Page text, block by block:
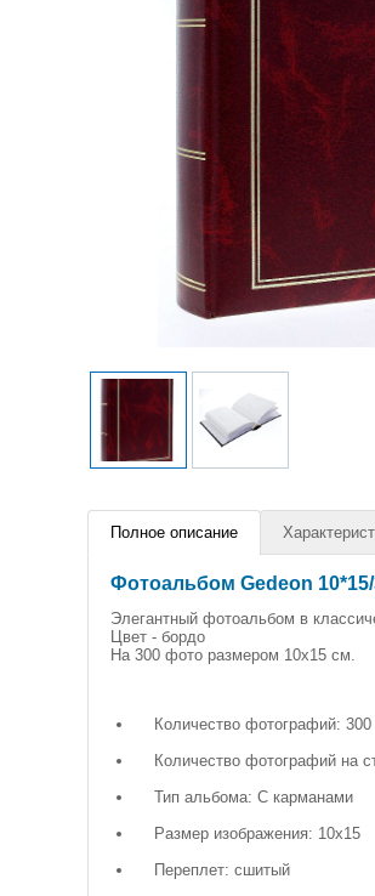
Полное описание
Фотоальбом Gedeon
Элегантный фотоальбом в
Цвет - бордо
На 300 фото размером 10х15 см.
Количество фотографий: 300
Количество фотографий на
Тип альбома: С карманами
Размер изображения: 10х15
Переплет: сшитый